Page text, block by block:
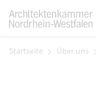
Zum Menü
Startseite Über uns